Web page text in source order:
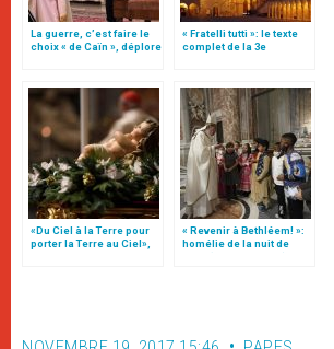
La guerre, c’est faire le
choix « de Caïn », déplore
« Fratelli tutti »: le texte
complet de la 3e
«Du Ciel à la Terre pour
porter la Terre au Ciel»,
« Revenir à Bethléem! »:
homélie de la nuit de
Noël (texte complet)